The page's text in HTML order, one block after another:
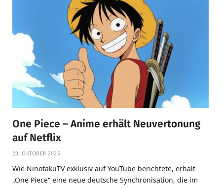
One Piece – Anime erhält Neuvertonung
auf Netflix
23. OKTOBER 2025
Wie NinotakuTV exklusiv auf YouTube berichtete, erhält
„One Piece“ eine neue deutsche Synchronisation, die im